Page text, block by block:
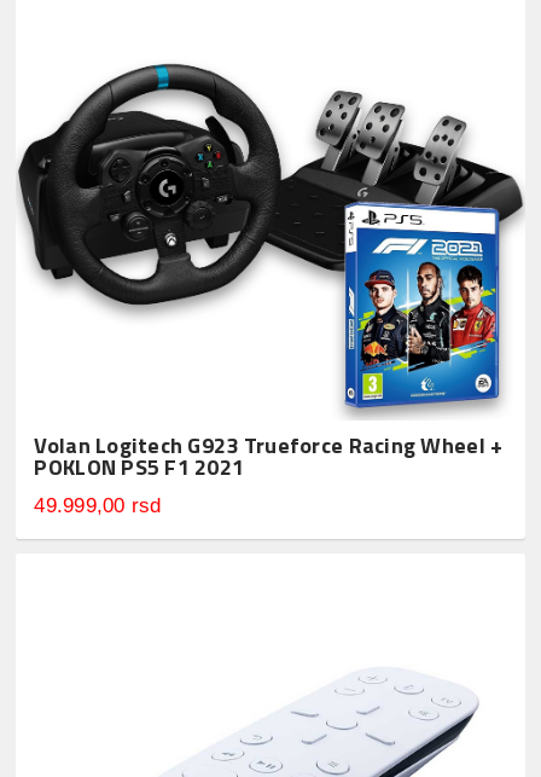
Volan Logitech G923 Trueforce Racing Wheel +
POKLON PS5 F1 2021
49.999,00 rsd